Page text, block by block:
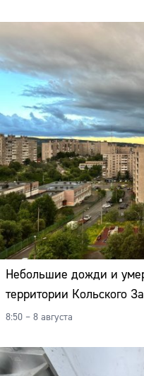
Небольшие дожди и
территории Кольского
8:50 – 8 августа